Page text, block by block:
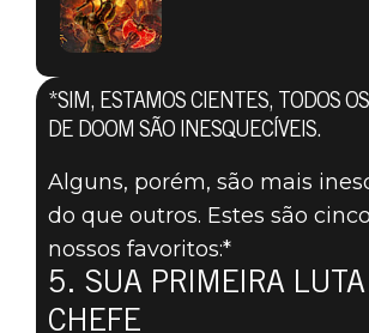
DOOM® Eternal
OS 5
MOMENTOS
MAIS
*SIM, ESTAMOS CIENTES, TODOS
DE DOOM SÃO INESQUECÍVEIS.
Alguns, porém, são mais
do que outros. Estes são
nossos favoritos:*
5. SUA PRIMEIRA LUTA
CHEFE